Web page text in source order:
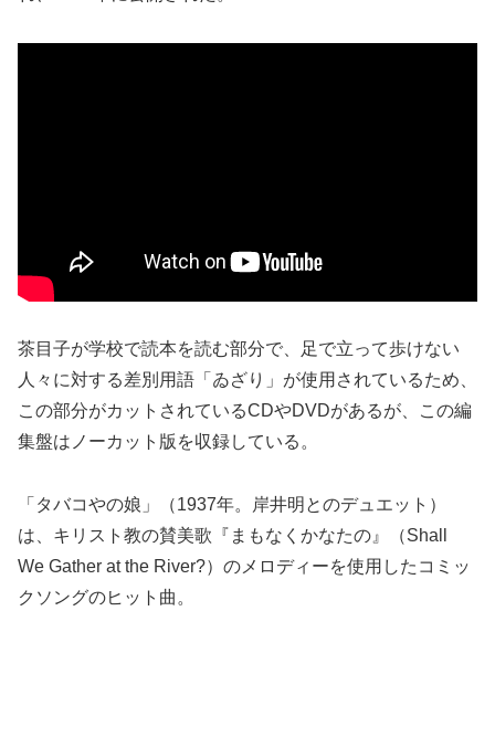
茶目子が学校で読本を読む部分で、足で立って歩けない
人々に対する差別用語「ゐざり」が使用されているため、
この部分がカットされているCDやDVDがあるが、この編
集盤はノーカット版を収録している。
「タバコやの娘」（1937年。岸井明とのデュエット）
は、キリスト教の賛美歌『まもなくかなたの』（Shall
We Gather at the River?）のメロディーを使用したコミッ
クソングのヒット曲。